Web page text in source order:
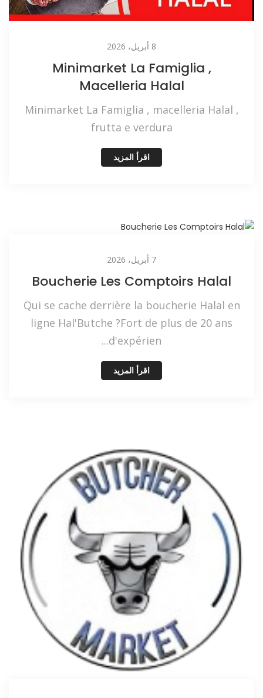
8 أبريل، 2026
Minimarket La Famiglia ,
Macelleria Halal
Minimarket La Famiglia , macelleria Halal ,
frutta e verdura
اقرأ المزيد
7 أبريل، 2026
Boucherie Les Comptoirs Halal
Qui se cache derrière la boucherie Halal en
ligne Hal'Butche ?Fort de plus de 20 ans
d'expérien...
اقرأ المزيد